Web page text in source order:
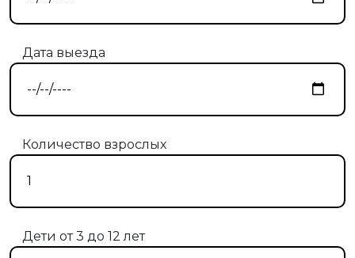
Дата выезда
Количество взрослых
Дети от 3 до 12 лет